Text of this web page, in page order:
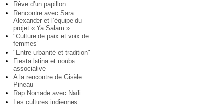
Rêve d’un papillon
Rencontre avec Sara
Alexander et l’équipe du
projet « Ya Salam »
"Culture de paix et voix de
femmes"
"Entre urbanité et tradition"
Fiesta latina et nouba
associative
A la rencontre de Gisèle
Pineau
Rap Nomade avec Naïli
Les cultures indiennes